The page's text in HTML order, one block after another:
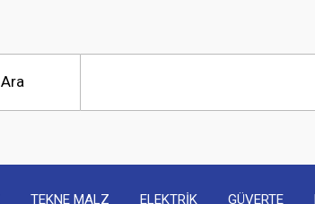
TEKNE MALZ ELEKTRİK GÜVERTE